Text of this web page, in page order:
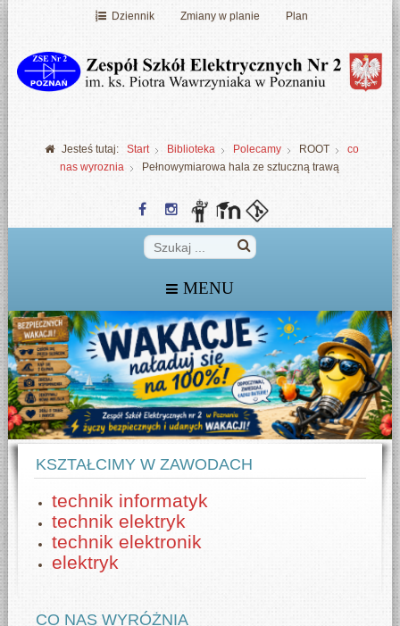
Dziennik Zmiany w planie Plan
Jesteś tutaj: Start Biblioteka Polecamy ROOT
co
nas wyroznia
Pełnowymiarowa hala ze sztuczną trawą
MENU
KSZTAŁCIMY W ZAWODACH
technik informatyk
technik elektryk
technik elektronik
elektryk
CO NAS WYRÓŻNIA